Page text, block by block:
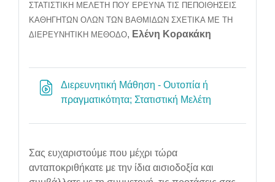
ΣΤΑΤΙΣΤΙΚΗ ΜΕΛΕΤΗ ΠΟΥ ΕΡΕΥΝΑ ΤΙΣ ΠΕΠΟΙΘΗΣΕΙΣ
ΚΑΘΗΓΗΤΩΝ ΟΛΩΝ ΤΩΝ ΒΑΘΜΙΔΩΝ ΣΧΕΤΙΚΑ ΜΕ ΤΗ
ΔΙΕΡΕΥΝΗΤΙΚΗ ΜΕΘΟΔΟ, Ελένη Κορακάκη
Διερευνητική Μάθηση - Ουτοπία ή
πραγματικότητα; Στατιστική Μελέτη
Σας ευχαριστούμε που μέχρι τώρα
ανταποκριθήκατε με την ίδια αισιοδοξία και